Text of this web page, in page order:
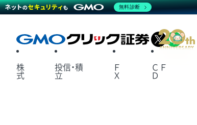
X
株
式
投信・積
立
Ｆ
Ｘ
ＣＦ
Ｄ
無料診断